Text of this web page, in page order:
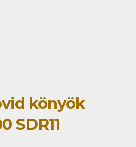
könyök
SDR11